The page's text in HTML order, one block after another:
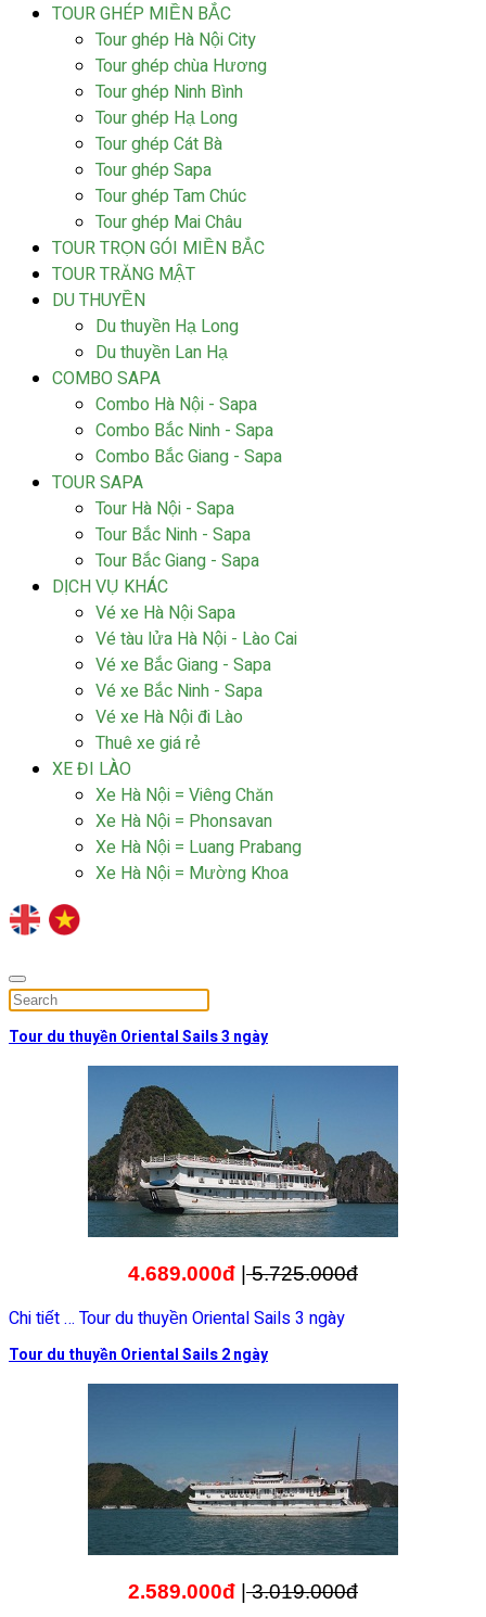
TOUR GHÉP MIỀN BẮC
Tour ghép Hà Nội City
Tour ghép chùa Hương
Tour ghép Ninh Bình
Tour ghép Hạ Long
Tour ghép Cát Bà
Tour ghép Sapa
Tour ghép Tam Chúc
Tour ghép Mai Châu
TOUR TRỌN GÓI MIỀN BẮC
TOUR TRĂNG MẬT
DU THUYỀN
Du thuyền Hạ Long
Du thuyền Lan Hạ
COMBO SAPA
Combo Hà Nội - Sapa
Combo Bắc Ninh - Sapa
Combo Bắc Giang - Sapa
TOUR SAPA
Tour Hà Nội - Sapa
Tour Bắc Ninh - Sapa
Tour Bắc Giang - Sapa
DỊCH VỤ KHÁC
Vé xe Hà Nội Sapa
Vé tàu lửa Hà Nội - Lào Cai
Vé xe Bắc Giang - Sapa
Vé xe Bắc Ninh - Sapa
Vé xe Hà Nội đi Lào
Thuê xe giá rẻ
XE ĐI LÀO
Xe Hà Nội = Viêng Chăn
Xe Hà Nội = Phonsavan
Xe Hà Nội = Luang Prabang
Xe Hà Nội = Mường Khoa
Tour du thuyền Oriental Sails 3 ngày
4.689.000đ |5.725.000đ
Chi tiết … Tour du thuyền Oriental Sails 3 ngày
Tour du thuyền Oriental Sails 2 ngày
2.589.000đ 3.019.000đ